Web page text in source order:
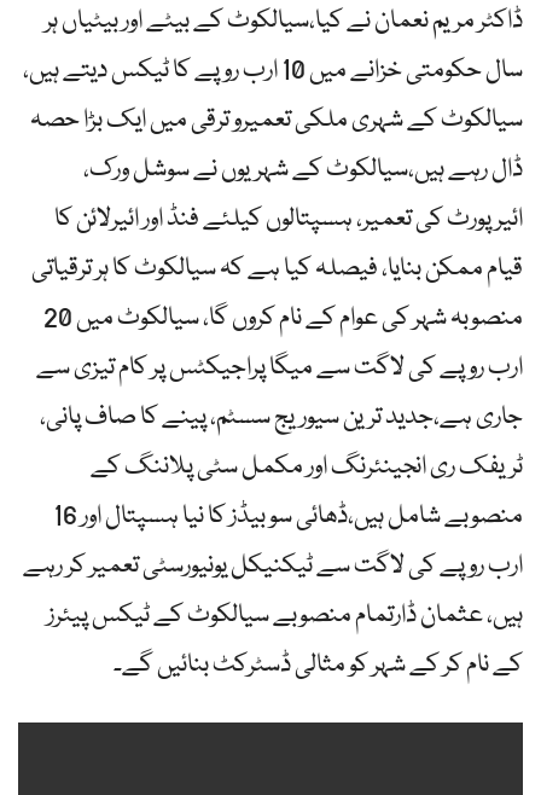
ڈاکٹر مریم نعمان نے کیا،سیالکوٹ کے بیٹے اور بیٹیاں ہر
سال حکومتی خزانے میں 10 ارب روپے کا ٹیکس دیتے ہیں،
سیالکوٹ کے شہری ملکی تعمیرو ترقی میں ایک بڑا حصہ
ڈال رہے ہیں،سیالکوٹ کے شہریوں نے سوشل ورک،
ائیرپورٹ کی تعمیر، ہسپتالوں کیلئے فنڈ اور ائیرلائن کا
قیام ممکن بنایا، فیصلہ کیا ہے کہ سیالکوٹ کا ہر ترقیاتی
منصوبہ شہر کی عوام کے نام کروں گا، سیالکوٹ میں 20
ارب روپے کی لاگت سے میگا پراجیکٹس پر کام تیزی سے
جاری ہے،جدید ترین سیوریج سسٹم، پینے کا صاف پانی،
ٹریفک ری انجینئرنگ اور مکمل سٹی پلاننگ کے
منصوبے شامل ہیں،ڈھائی سو بیڈز کا نیا ہسپتال اور 16
ارب روپے کی لاگت سے ٹیکنیکل یونیورسٹی تعمیر کر رہے
ہیں، عثمان ڈارتمام منصوبے سیالکوٹ کے ٹیکس پیئرز
کے نام کر کے شہر کو مثالی ڈسٹرکٹ بنائیں گے۔